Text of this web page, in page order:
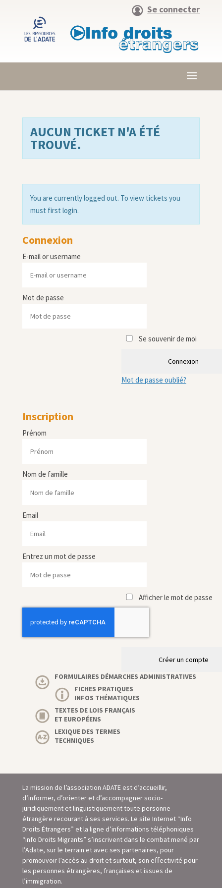
Se connecter
AUCUN TICKET N'A ÉTÉ
TROUVÉ.
You are currently logged out. To view tickets you
must first login.
Connexion
E-mail or username
Mot de passe
Se souvenir de moi
Connexion
Mot de passe oublié?
Inscription
Prénom
Nom de famille
Email
Entrez un mot de passe
Afficher le mot de passe
Créer un compte
FORMULAIRES DÉMARCHES ADMINISTRATIVES
FICHES PRATIQUES
INFOS THÉMATIQUES
TEXTES DE LOIS FRANÇAIS
ET EUROPÉENS
LEXIQUE DES TERMES
TECHNIQUES
La mission de l’association ADATE est d’accueillir,
d’informer, d’orienter et d’accompagner socio-
juridiquement et linguistiquement toute personne
étrangère recourant à ses services. Le site Internet “Info
Droits Étrangers” et la ligne d’informations téléphoniques
“info Droits Migrants” s’inscrivent dans le combat mené par
l’Adate, sur le terrain et avec ses partenaires, pour
promouvoir l’accès au droit et surtout, son eﬀectivité pour
les personnes étrangères, françaises et issues de
l’immigration.